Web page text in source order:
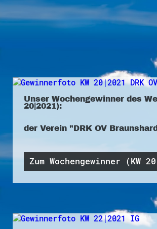
Unser Wochengewinner des
20|2021):
der Verein "DRK OV
Zum Wochengewinner (KW